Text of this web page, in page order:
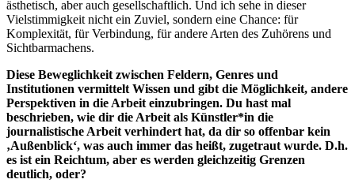
ästhetisch, aber auch gesellschaftlich. Und ich sehe in dieser
Vielstimmigkeit nicht ein Zuviel, sondern eine Chance: für
Komplexität, für Verbindung, für andere Arten des Zuhörens und
Sichtbarmachens.
Diese Beweglichkeit zwischen Feldern, Genres und
Institutionen vermittelt Wissen und gibt die Möglichkeit, andere
Perspektiven in die Arbeit einzubringen. Du hast mal
beschrieben, wie dir die Arbeit als Künstler*in die
journalistische Arbeit verhindert hat, da dir so offenbar kein
‚Außenblick‘, was auch immer das heißt, zugetraut wurde. D.h.
es ist ein Reichtum, aber es werden gleichzeitig Grenzen
deutlich, oder?